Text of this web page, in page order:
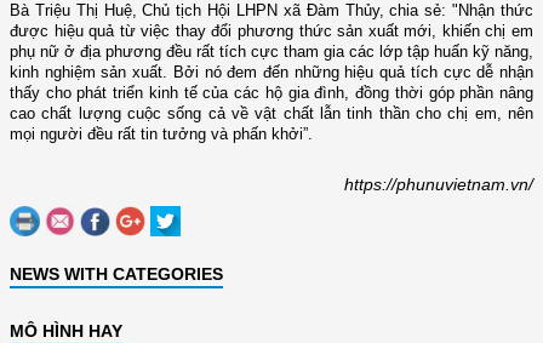
Bà Triệu Thị Huệ, Chủ tịch Hội LHPN xã Đàm Thủy, chia sẻ: "Nhận thức
được hiệu quả từ việc thay đổi phương thức sản xuất mới, khiến chị em
phụ nữ ở địa phương đều rất tích cực tham gia các lớp tập huấn kỹ năng,
kinh nghiệm sản xuất. Bởi nó đem đến những hiệu quả tích cực dễ nhận
thấy cho phát triển kinh tế của các hộ gia đình, đồng thời góp phần nâng
cao chất lượng cuộc sống cả về vật chất lẫn tinh thần cho chị em, nên
mọi người đều rất tin tưởng và phấn khởi”.
https://phunuvietnam.vn/
NEWS WITH CATEGORIES
MÔ HÌNH HAY